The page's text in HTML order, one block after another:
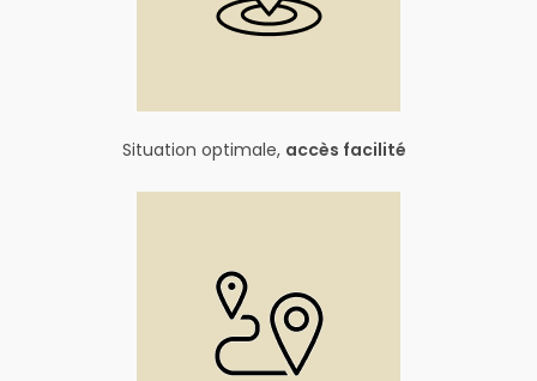
Situation optimale, accès facilité